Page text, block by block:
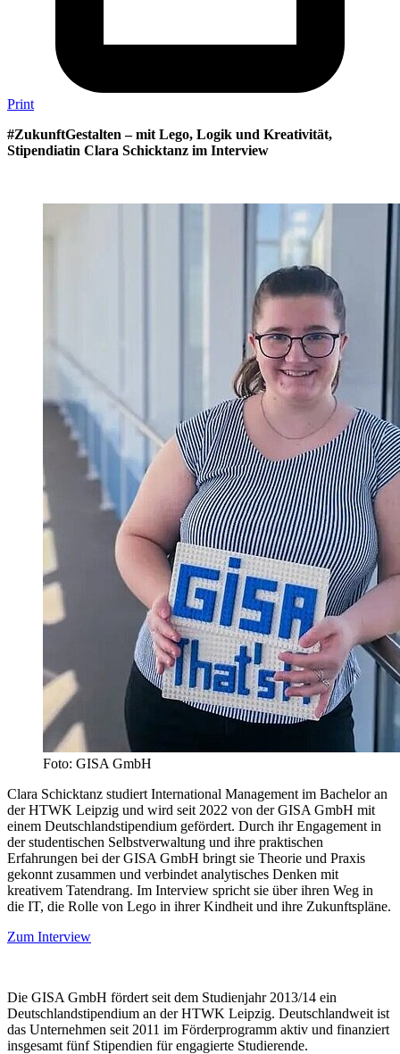
Print
#ZukunftGestalten – mit Lego, Logik und Kreativität,
Stipendiatin Clara Schicktanz im Interview
Foto: GISA GmbH
Clara Schicktanz studiert International Management im Bachelor an
der HTWK Leipzig und wird seit 2022 von der GISA GmbH mit
einem Deutschlandstipendium gefördert. Durch ihr Engagement in
der studentischen Selbstverwaltung und ihre praktischen
Erfahrungen bei der GISA GmbH bringt sie Theorie und Praxis
gekonnt zusammen und verbindet analytisches Denken mit
kreativem Tatendrang. Im Interview spricht sie über ihren Weg in
die IT, die Rolle von Lego in ihrer Kindheit und ihre Zukunftspläne.
Zum Interview
Die GISA GmbH fördert seit dem Studienjahr 2013/14 ein
Deutschlandstipendium an der HTWK Leipzig. Deutschlandweit ist
das Unternehmen seit 2011 im Förderprogramm aktiv und finanziert
insgesamt fünf Stipendien für engagierte Studierende.